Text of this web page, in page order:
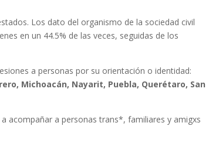
Los dato del organismo de la sociedad civil
en un 44.5% de las veces, seguidas de los
a personas por su orientación o identidad:
Michoacán, Nayarit, Puebla, Querétaro, San
acompañar a personas trans*, familiares y amigxs